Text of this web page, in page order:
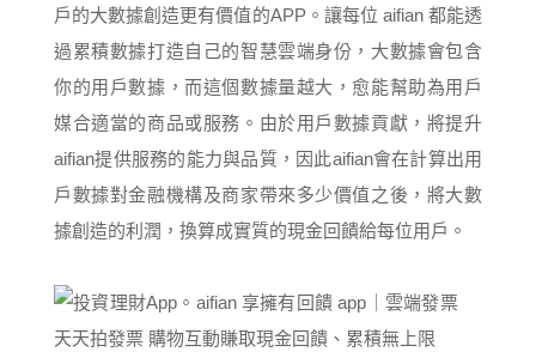
戶的大數據創造更有價值的APP。讓每位 aifian 都能透
過累積數據打造自己的智慧雲端身份，大數據會包含
你的用戶數據，而這個數據量越大，愈能幫助為用戶
媒合適當的商品或服務。由於用戶數據貢獻，將提升
aifian提供服務的能⼒與品質，因此aifian會在計算出用
戶數據對金融機構及商家帶來多少價值之後，將大數
據創造的利潤，換算成實質的現金回饋給每位用戶。